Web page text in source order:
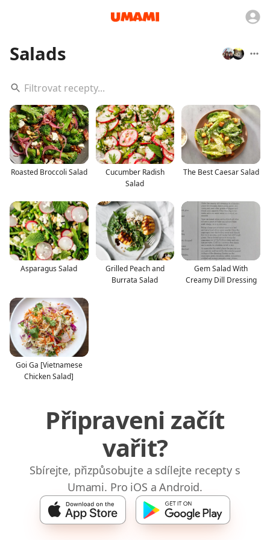
Salads
Roasted Broccoli Salad
Cucumber Radish
Salad
The Best Caesar Salad
Asparagus Salad
Grilled Peach and
Burrata Salad
Gem Salad With
Creamy Dill Dressing
Goi Ga [Vietnamese
Chicken Salad]
Připraveni začít
vařit?
Sbírejte, přizpůsobujte a sdílejte recepty s
Umami. Pro iOS a Android.